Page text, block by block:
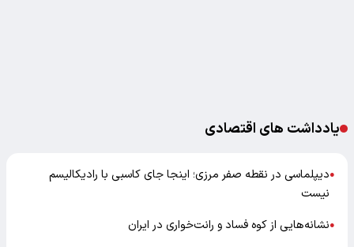
یادداشت های اقتصادی
●دیپلماسی در نقطه صفر مرزی؛ اینجا جای کاسبی با رادیکالیسم
نیست
●نشانه‌هایی از کوه فساد و رانت‌خواری در ایران